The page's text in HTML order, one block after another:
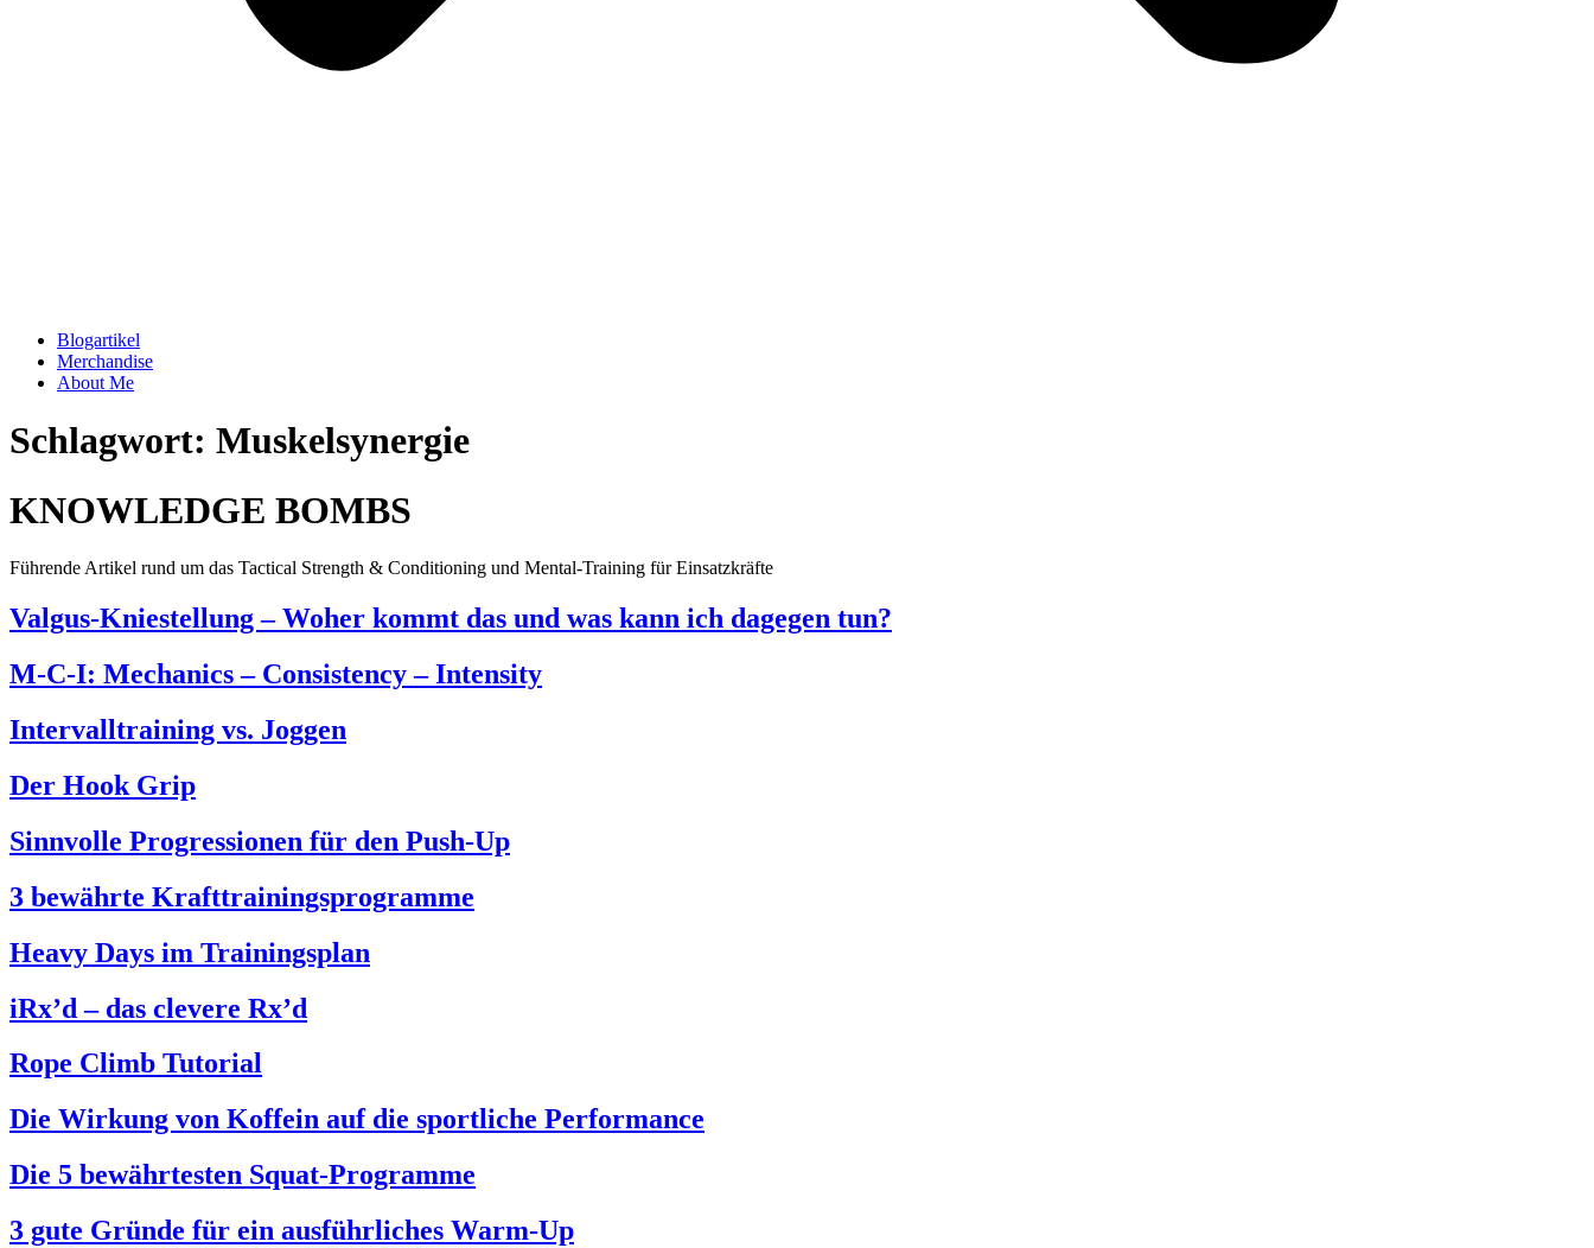
Blogartikel
Merchandise
About Me
Schlagwort: Muskelsynergie
KNOWLEDGE BOMBS
Führende Artikel rund um das Tactical Strength & Conditioning und Mental-Training für Einsatzkräfte
Valgus-Kniestellung – Woher kommt das und was kann ich dagegen tun?
M-C-I: Mechanics – Consistency – Intensity
Intervalltraining vs. Joggen
Der Hook Grip
Sinnvolle Progressionen für den Push-Up
3 bewährte Krafttrainingsprogramme
Heavy Days im Trainingsplan
iRx’d – das clevere Rx’d
Rope Climb Tutorial
Die Wirkung von Koffein auf die sportliche Performance
Die 5 bewährtesten Squat-Programme
3 gute Gründe für ein ausführliches Warm-Up